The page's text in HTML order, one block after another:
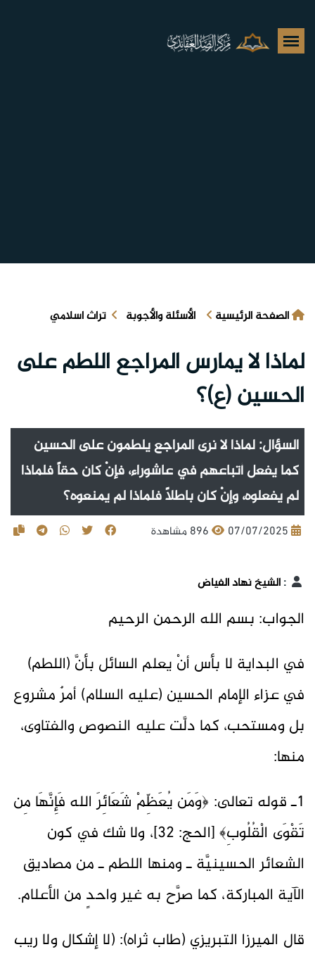
الصفحة الرئيسية الأسئلة والأجوبة تراث اسلامي
لماذا لا يمارس المراجع اللطم على
الحسين (ع)؟
السؤال: لماذا لا نرى المراجع يلطمون على الحسين
كما يفعل أتباعهم في عاشوراء، فإنْ كان حقاً فلماذا
لم يفعلوه، وإنْ كان باطلاً فلماذا لم يمنعوه؟
07/07/2025 896 مشاهدة
:الشيخ نهاد الفياض
الجواب: بسم الله الرحمن الرحيم
في البداية لا بأس أنْ يعلم السائل بأنَّ (اللطم)
في عزاء الإمام الحسين (عليه السلام) أمرٌ مشروع
بل ومستحب، كما دلَّت عليه النصوص والفتاوى،
منها:
1ـ قوله تعالى: ﴿وَمَن يُعَظِّمْ شَعَائِرَ الله فَإِنَّهَا مِن
تَقْوَى الْقُلُوبِ﴾ [الحج: 32]، ولا شك في كون
الشعائر الحسينيَّة ـ ومنها اللطم ـ من مصاديق
الآية المباركة، كما صرَّح به غير واحدٍ من الأعلام.
قال الميرزا التبريزي (طاب ثراه): (لا إشكال ولا ريب